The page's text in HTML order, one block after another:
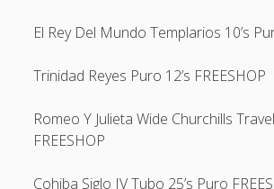
Twitter Gizli Hesaba Nasıl Bakılır
El Rey Del Mundo Templarios 10’s
Trinidad Reyes Puro 12’s FREESHOP
Romeo Y Julieta Wide Churchills
FREESHOP
Cohiba Siglo IV Tubo 25’s Puro